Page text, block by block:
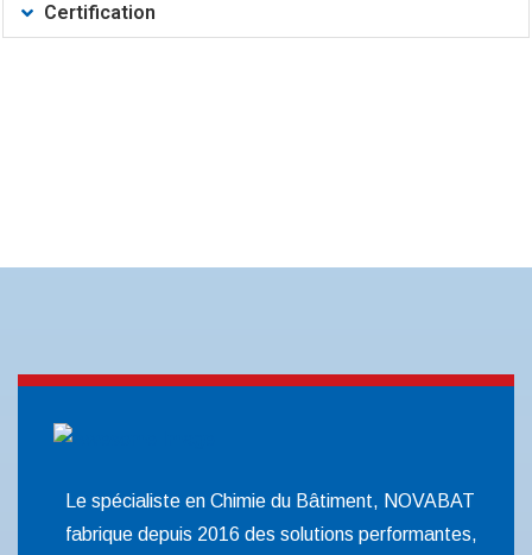
Certification
Le spécialiste en Chimie du Bâtiment, NOVABAT
fabrique depuis 2016 des solutions performantes,